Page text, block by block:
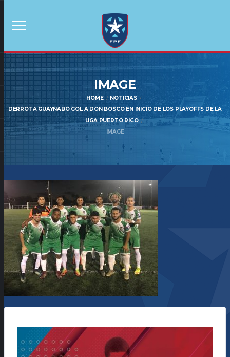
IMAGE
HOME
NOTICIAS
DERROTA GUAYNABO GOL A DON BOSCO EN INICIO DE LOS PLAYOFFS DE LA
LIGA PUERTO RICO
IMAGE